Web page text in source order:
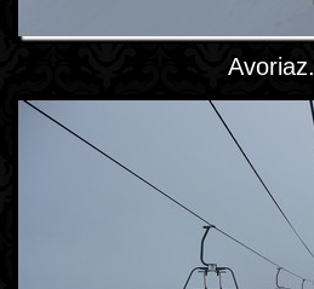
Avoriaz.